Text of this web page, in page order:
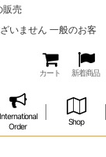
販売
いません 一般のお客
カート 新着商品
International
Order
Shop